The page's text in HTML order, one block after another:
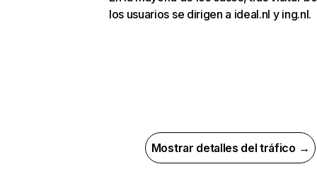
los usuarios se dirigen a ideal.nl y ing.nl.
Mostrar detalles del tráfico →